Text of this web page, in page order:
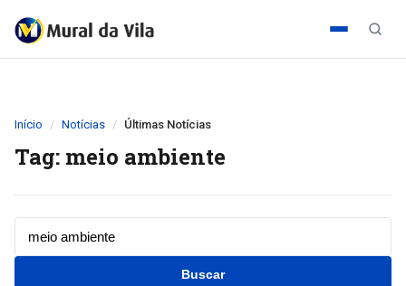
Início Notícias Últimas Notícias
Tag: meio ambiente
Buscar